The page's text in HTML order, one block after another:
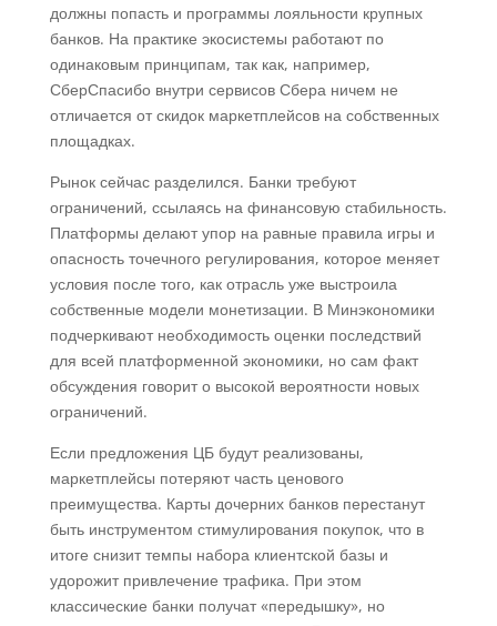
должны попасть и программы лояльности крупных
банков. На практике экосистемы работают по
одинаковым принципам, так как, например,
СберСпасибо внутри сервисов Сбера ничем не
отличается от скидок маркетплейсов на собственных
площадках.
Рынок сейчас разделился. Банки требуют
ограничений, ссылаясь на финансовую стабильность.
Платформы делают упор на равные правила игры и
опасность точечного регулирования, которое меняет
условия после того, как отрасль уже выстроила
собственные модели монетизации. В Минэкономики
подчеркивают необходимость оценки последствий
для всей платформенной экономики, но сам факт
обсуждения говорит о высокой вероятности новых
ограничений.
Если предложения ЦБ будут реализованы,
маркетплейсы потеряют часть ценового
преимущества. Карты дочерних банков перестанут
быть инструментом стимулирования покупок, что в
итоге снизит темпы набора клиентской базы и
удорожит привлечение трафика. При этом
классические банки получат «передышку», но